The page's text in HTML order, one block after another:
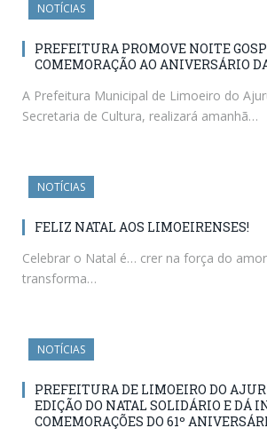
NOTÍCIAS
PREFEITURA PROMOVE NOITE
COMEMORAÇÃO AO ANIVERSÁRIO
A Prefeitura Municipal de Limoeiro do
Secretaria de Cultura, realizará amanhã…
NOTÍCIAS
FELIZ NATAL AOS LIMOEIRENSES!
Celebrar o Natal é… crer na força do
transforma…
NOTÍCIAS
PREFEITURA DE LIMOEIRO DO
EDIÇÃO DO NATAL SOLIDÁRIO E DÁ
COMEMORAÇÕES DO 61º